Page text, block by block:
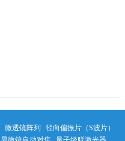
微透镜阵列
径向偏振片（S波片）